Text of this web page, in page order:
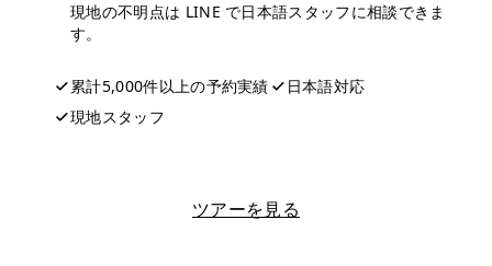
現地の不明点は LINE で日本語スタッフに相談できま
す。
累計5,000件以上の予約実績
日本語対応
現地スタッフ
ツアーを見る